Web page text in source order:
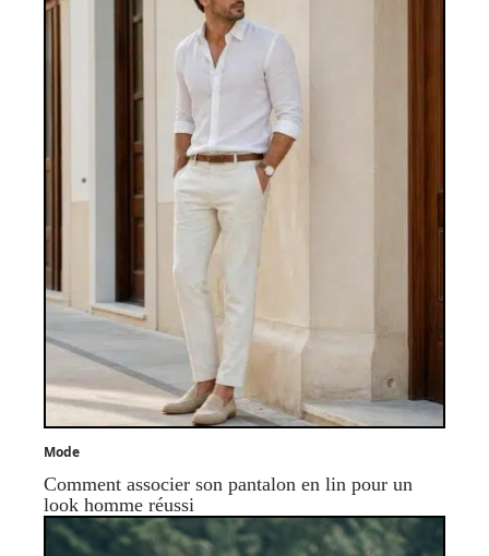
Mode
Comment associer son pantalon en lin pour un
look homme réussi